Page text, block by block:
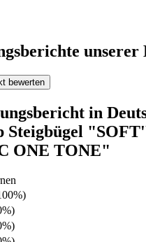
unserer
bewerten
in
Steigbügel
ONE TONE"